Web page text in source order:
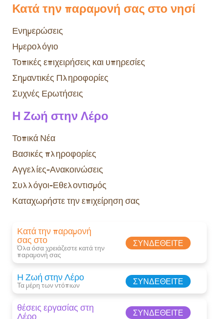
Κατά την παραμονή σας στο νησί
Ενημερώσεις
Ημερολόγιο
Τοπικές επιχειρήσεις και υπηρεσίες
Σημαντικές Πληροφορίες
Συχνές Ερωτήσεις
Η Ζωή στην Λέρο
Τοπικά Νέα
Βασικές πληροφορίες
Αγγελίες-Ανακοινώσεις
Συλλόγοι-Εθελοντισμός
Καταχωρήστε την επιχείρηση σας
Κατά την παραμονή
σας στο
Όλα όσα χρειάζεστε κατά την
παραμονή σας​
ΣΥΝΔΕΘΕΊΤΕ
Η Ζωή στην Λέρο
Τα μέρη των ντόπιων ΣΥΝΔΕΘΕΊΤΕ
θέσεις εργασίας στη
Λέρο ΣΥΝΔΕΘΕΊΤΕ